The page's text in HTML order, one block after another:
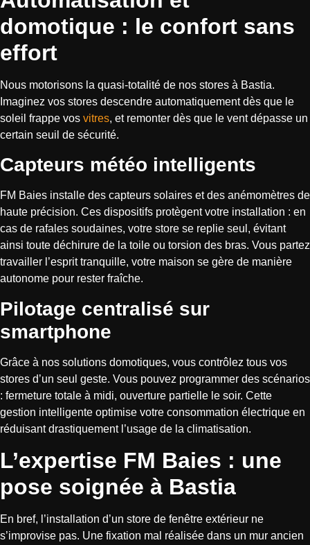
domotique : le confort sans
effort
Nous motorisons la quasi-totalité de nos stores à Bastia.
Imaginez vos stores descendre automatiquement dès que le
soleil frappe vos vitres, et remonter dès que le vent dépasse un
certain seuil de sécurité.
Capteurs météo intelligents
FM Baies installe des capteurs solaires et des anémomètres de
haute précision. Ces dispositifs protègent votre installation : en
cas de rafales soudaines, votre store se replie seul, évitant
ainsi toute déchirure de la toile ou torsion des bras. Vous partez
travailler l’esprit tranquille, votre maison se gère de manière
autonome pour rester fraîche.
Pilotage centralisé sur
smartphone
Grâce à nos solutions domotiques, vous contrôlez tous vos
stores d’un seul geste. Vous pouvez programmer des scénarios
: fermeture totale à midi, ouverture partielle le soir. Cette
gestion intelligente optimise votre consommation électrique en
réduisant drastiquement l’usage de la climatisation.
L’expertise FM Baies : une
pose soignée à Bastia
En bref, l’installation d’un store de fenêtre extérieur ne
s’improvise pas. Une fixation mal réalisée dans un mur ancien